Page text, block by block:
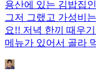
용산에 있는 김밥집
그저 그랬고 가성비
요!! 저녁 한끼 때우
메뉴가 있어서 골라